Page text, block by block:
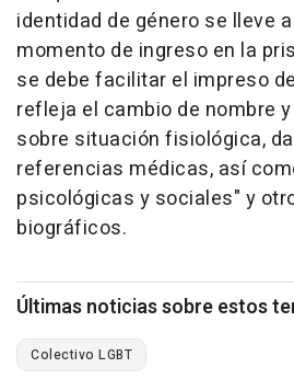
identidad de género se lleve
momento de ingreso en la
se debe facilitar el impreso
refleja el cambio de nombre
sobre situación fisiológica,
referencias médicas, así
psicológicas y sociales" y
biográficos.
Últimas noticias sobre estos
Colectivo LGBT